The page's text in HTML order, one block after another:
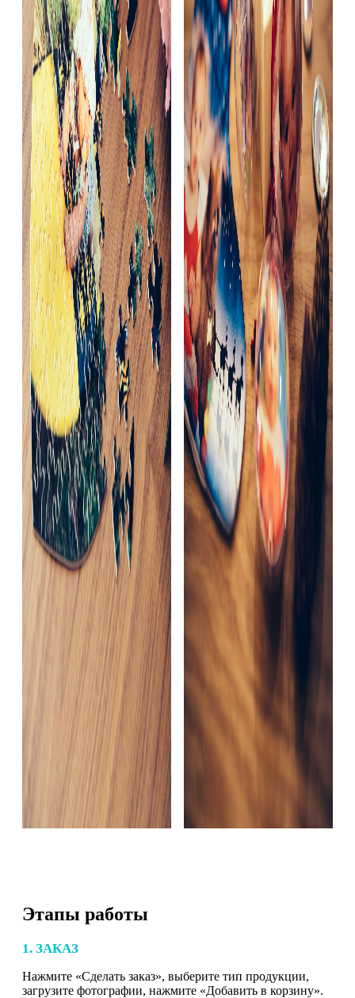
Этапы работы
1. ЗАКАЗ
Нажмите «Сделать заказ», выберите тип продукции,
загрузите фотографии, нажмите «Добавить в корзину».